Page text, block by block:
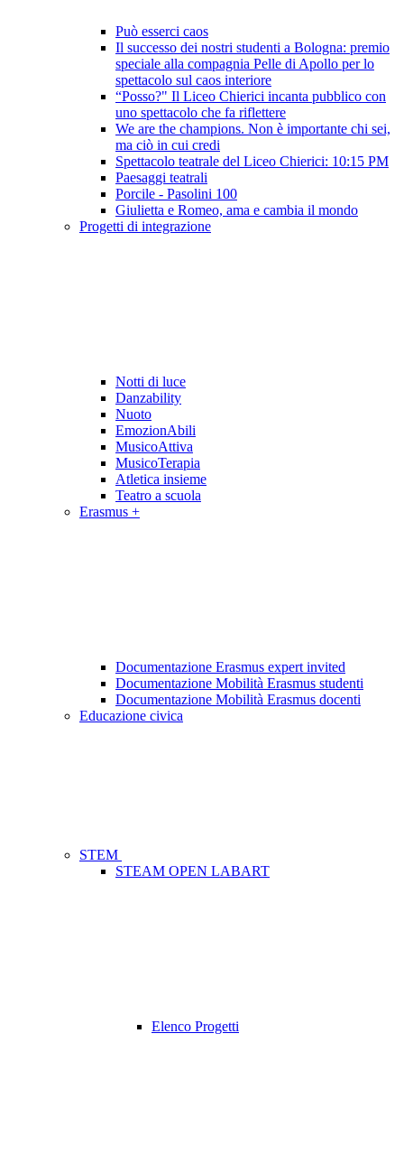
Può esserci caos
Il successo dei nostri studenti a Bologna: premio
speciale alla compagnia Pelle di Apollo per lo
spettacolo sul caos interiore
“Posso?" Il Liceo Chierici incanta pubblico con
uno spettacolo che fa riflettere
We are the champions. Non è importante chi sei,
ma ciò in cui credi
Spettacolo teatrale del Liceo Chierici: 10:15 PM
Paesaggi teatrali
Porcile - Pasolini 100
Giulietta e Romeo, ama e cambia il mondo
Progetti di integrazione
Notti di luce
Danzability
Nuoto
EmozionAbili
MusicoAttiva
MusicoTerapia
Atletica insieme
Teatro a scuola
Erasmus +
Documentazione Erasmus expert invited
Documentazione Mobilità Erasmus studenti
Documentazione Mobilità Erasmus docenti
Educazione civica
STEM
STEAM OPEN LABART
Elenco Progetti